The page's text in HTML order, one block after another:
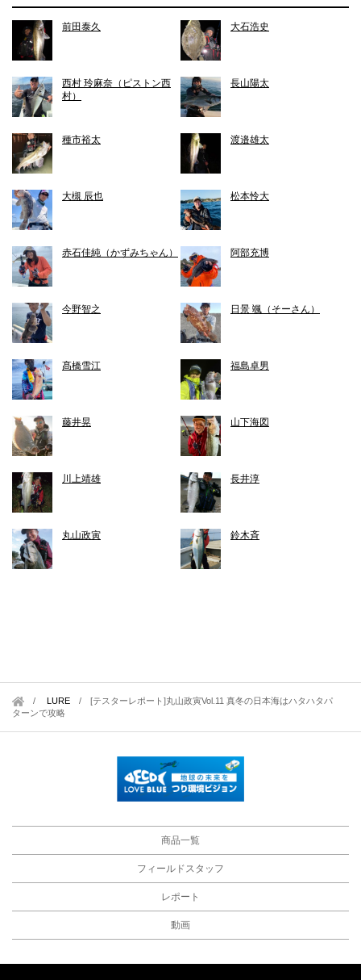
前田泰久 大石浩史
西村 玲麻奈（ピストン西
村）
長山陽太
種市裕太 渡邉雄太
大槻 辰也 松本怜大
赤石佳純（かずみちゃん） 阿部充博
今野智之 日景 颯（そーさん）
髙橋雪江 福島卓男
藤井晃 山下海図
川上靖雄 長井淳
丸山政寅 鈴木斉
LURE /[テスターレポート]丸山政寅Vol.11 真冬の日本海はハタハタパ
ターンで攻略
商品一覧
フィールドスタッフ
レポート
動画